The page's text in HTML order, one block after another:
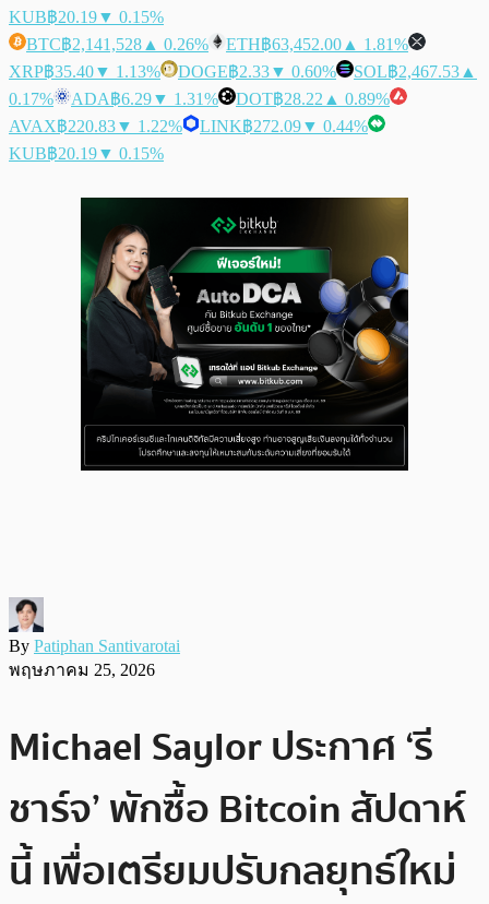
KUB฿20.19▼ 0.15%
BTC฿2,141,528 ▲ 0.26% ETH฿63,452.00 ▲ 1.81%
XRP฿35.40▼ 1.13% DOGE฿2.33▼ 0.60% SOL฿2,467.53 ▲
0.17%
ADA฿6.29▼ 1.31% DOT฿28.22 ▲ 0.89%
AVAX฿220.83▼ 1.22% LINK฿272.09▼ 0.44%
KUB฿20.19▼ 0.15%
By Patiphan Santivarotai
พฤษภาคม 25, 2026
Michael Saylor ประกาศ ‘รี
ชาร์จ’ พักซื้อ Bitcoin สัปดาห์
นี้ เพื่อเตรียมปรับกลยุทธ์ใหม่